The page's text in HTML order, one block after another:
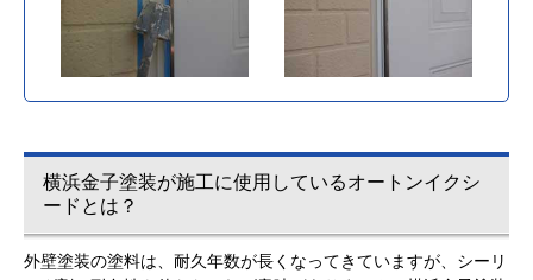
横浜金子塗装が施工に使用しているオートンイクシ
ードとは？
外壁塗装の塗料は、耐久年数が長くなってきていますが、シーリ